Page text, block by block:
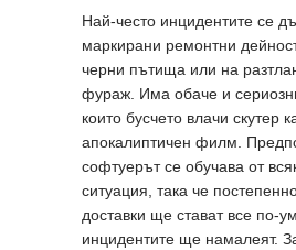
Най-често инцидентите се
маркирани ремонтни
черни пътища или на
фураж. Има обаче и
които бусчето влачи скутер
апокалиптичен филм.
софтуерът се обучава от
ситуация, така че
доставки ще стават все по-
инцидентите ще намалеят.